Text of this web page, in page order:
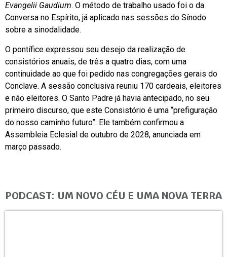
Evangelii Gaudium. O método de trabalho usado foi o da
Conversa no Espírito, já aplicado nas sessões do Sínodo
sobre a sinodalidade.
O pontífice expressou seu desejo da realização de
consistórios anuais, de três a quatro dias, com uma
continuidade ao que foi pedido nas congregações gerais do
Conclave. A sessão conclusiva reuniu 170 cardeais, eleitores
e não eleitores. O Santo Padre já havia antecipado, no seu
primeiro discurso, que este Consistório é uma “prefiguração
do nosso caminho futuro”. Ele também confirmou a
Assembleia Eclesial de outubro de 2028, anunciada em
março passado.
PODCAST: UM NOVO CÉU E UMA NOVA TERRA